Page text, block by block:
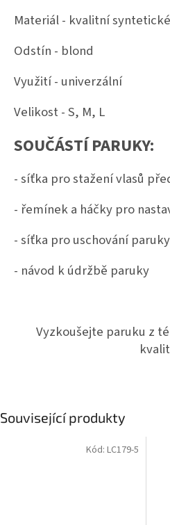
Související produkty
Kód: LC179-5
Materiál - kvalitní
Odstín - blond
Využití - univerzální
Velikost - S, M, L
SOUČÁSTÍ PARUKY:
- síťka pro stažení vlasů
- řemínek a háčky pro
- síťka pro uschování paruky
- návod k údržbě paruky
Vyzkoušejte paruku z